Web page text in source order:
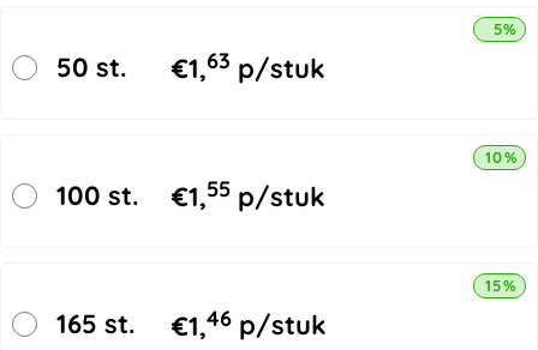
50 st. €1,63 p/stuk
5%
100 st. €1,55 p/stuk
10%
165 st. €1,46 p/stuk
15%